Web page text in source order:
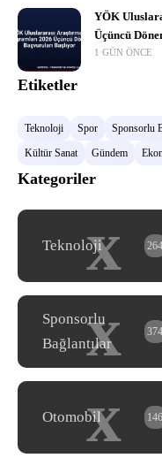
YÖK
Üçüncü
1 GÜN ÖNCE
Etiketler
Teknoloji Spor Sponsorlu
Kültür Sanat
Gündem
Kategoriler
x
Teknoloji 264
x
Sponsorlu
Bağlantılar
374
x
Otomobil 146